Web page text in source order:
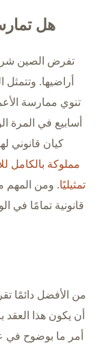
هل
تفرض الصين
أراضيها. وتتمثل
تنوي ممارسة
أسابيع في المرة
كيان قانوني
مملوكة بالكامل
تمثيليًا. ومن المهم
قانونية تمامًا في
من الأفضل دائمًا
أن يكون هذا العقد
أمر ما بوضوح في